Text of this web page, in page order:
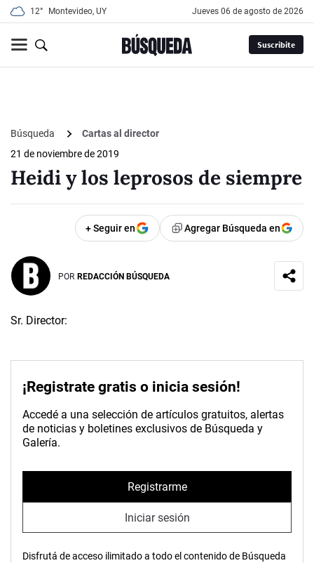
12° Montevideo, UY jueves 06 de agosto de 2026
Suscribite
Búsqueda
Cartas al director
21 de noviembre de 2019
Heidi y los leprosos de siempre
+ Seguir en Agregar Búsqueda en
POR REDACCIÓN BÚSQUEDA
Sr. Director:
¡Registrate gratis o inicia sesión!
Accedé a una selección de artículos gratuitos, alertas
de noticias y boletines exclusivos de Búsqueda y
Galería.
Registrarme
Iniciar sesión
Disfrutá de acceso ilimitado a todo el contenido de Búsqueda